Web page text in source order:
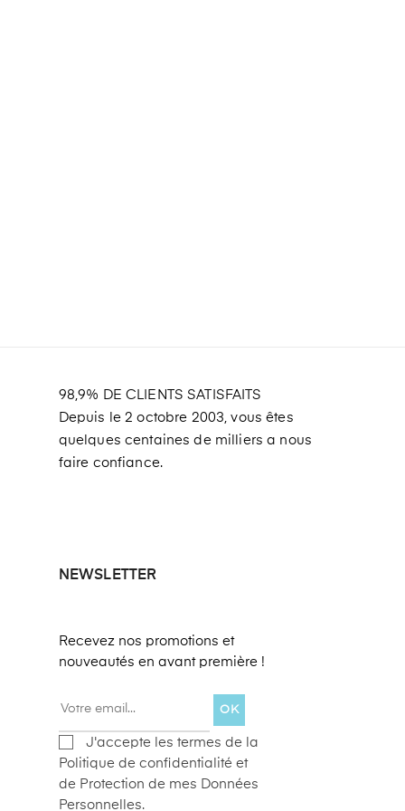
98,9% DE CLIENTS SATISFAITS
Depuis le 2 octobre 2003, vous êtes
quelques centaines de milliers a nous
faire confiance.
NEWSLETTER
Recevez nos promotions et
nouveautés en avant première !
OK
J'accepte les termes de la
Politique de confidentialité et
de Protection de mes Données
Personnelles.